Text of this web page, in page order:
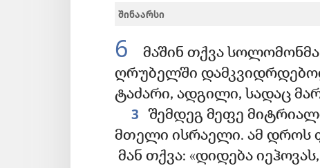
შინაარსი
6
მაშინ თქვა
ღრუბელში
ტაძარი, ადგილი, სადაც
3
შემდეგ მეფე
მთელი ისრაელი. ამ დროს
მან თქვა: «დიდება